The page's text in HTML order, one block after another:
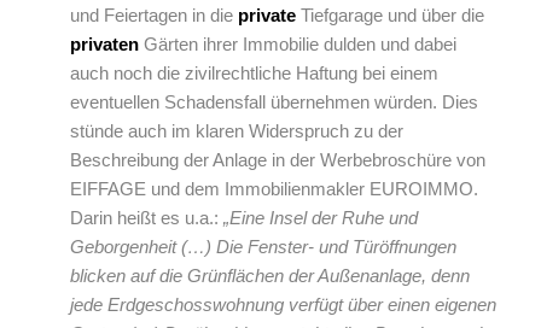
und Feiertagen in die privateTiefgarage und über die
privatenGärten ihrer Immobilie dulden und dabei
auch noch die zivilrechtliche Haftung bei einem
eventuellen Schadensfall übernehmen würden. Dies
stünde auch im klaren Widerspruch zu der
Beschreibung der Anlage in der Werbebroschüre von
EIFFAGE und dem Immobilienmakler EUROIMMO.
Darin heißt es u.a.: „Eine Insel der Ruhe und
Geborgenheit (…) Die Fenster- und Türöffnungen
blicken auf die Grünflächen der Außenanlage, denn
jede Erdgeschosswohnung verfügt über einen eigenen